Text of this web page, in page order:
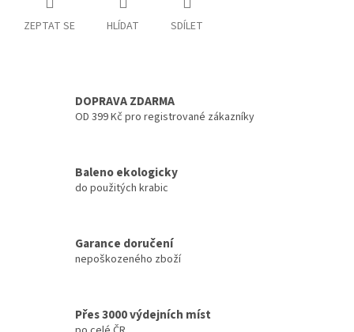
ZEPTAT SE HLÍDAT SDÍLET
DOPRAVA ZDARMA
OD 399 Kč pro registrované zákazníky
Baleno ekologicky
do použitých krabic
Garance doručení
nepoškozeného zboží
Přes 3000 výdejních míst